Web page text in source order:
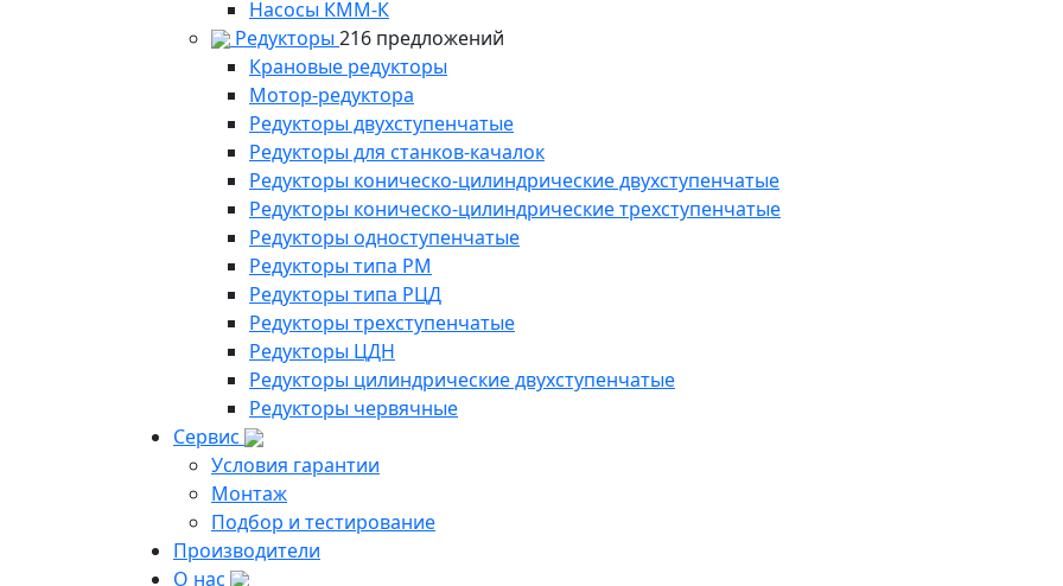
Насосы КММ-К
Редукторы 216 предложений
Крановые редукторы
Мотор-редуктора
Редукторы двухступенчатые
Редукторы для станков-качалок
Редукторы коническо-цилиндрические двухступенчатые
Редукторы коническо-цилиндрические трехступенчатые
Редукторы одноступенчатые
Редукторы типа РМ
Редукторы типа РЦД
Редукторы трехступенчатые
Редукторы ЦДН
Редукторы цилиндрические двухступенчатые
Редукторы червячные
Сервис
Условия гарантии
Монтаж
Подбор и тестирование
Производители
О нас